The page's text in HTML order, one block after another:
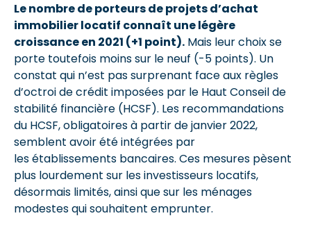
Le nombre de porteurs de projets d’achat
immobilier locatif connaît une légère
croissance en 2021 (+1 point). Mais leur choix se
porte toutefois moins sur le neuf (-5 points). Un
constat qui n’est pas surprenant face aux règles
d’octroi de crédit imposées par le Haut Conseil de
stabilité financière (HCSF). Les recommandations
du HCSF, obligatoires à partir de janvier 2022,
semblent avoir été intégrées par
les établissements bancaires. Ces mesures pèsent
plus lourdement sur les investisseurs locatifs,
désormais limités, ainsi que sur les ménages
modestes qui souhaitent emprunter.